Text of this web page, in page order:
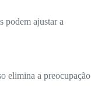
podem ajustar a
elimina a preocupação